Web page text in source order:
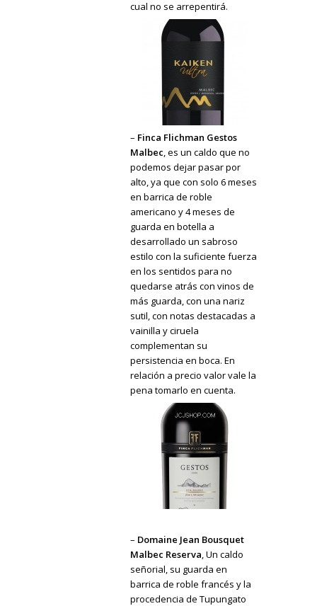
cual no se arrepentirá.
– Finca Flichman Gestos
Malbec, es un caldo que no
podemos dejar pasar por
alto, ya que con solo 6 meses
en barrica de roble
americano y 4 meses de
guarda en botella a
desarrollado un sabroso
estilo con la suficiente fuerza
en los sentidos para no
quedarse atrás con vinos de
más guarda, con una nariz
sutil, con notas destacadas a
vainilla y ciruela
complementan su
persistencia en boca. En
relación a precio valor vale la
pena tomarlo en cuenta.
– Domaine Jean Bousquet
Malbec Reserva, Un caldo
señorial, su guarda en
barrica de roble francés y la
procedencia de Tupungato